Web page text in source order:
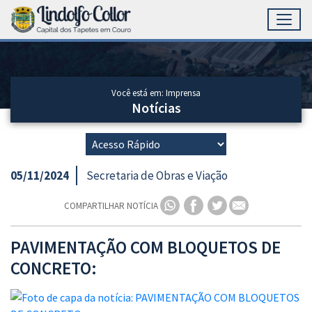
Ir para conteúdo principal
Conteúdo Principal
Você está em: Imprensa
Notícias
05/11/2024 Secretaria de Obras e Viação
COMPARTILHAR NOTÍCIA
PAVIMENTAÇÃO COM BLOQUETOS DE
CONCRETO: